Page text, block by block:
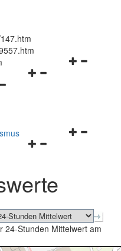
Navigationsmenü
Navigationsmenü
schließen
24-Stunden Mittelwert am